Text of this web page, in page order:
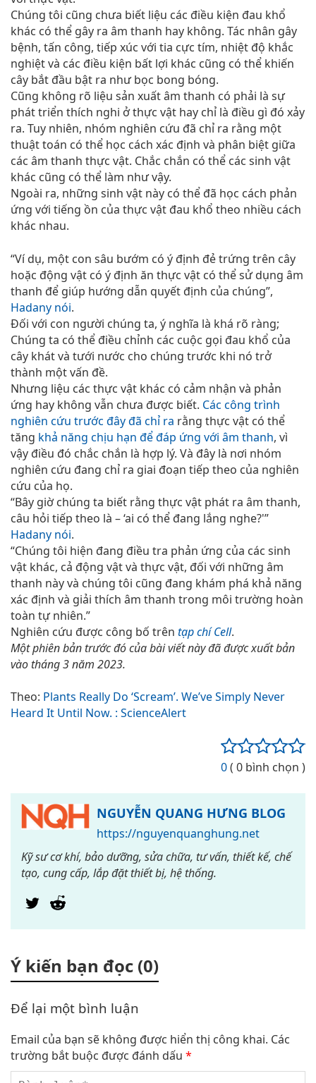
Chúng tôi cũng chưa biết liệu các điều kiện đau khổ
khác có thể gây ra âm thanh hay không. Tác nhân gây
bệnh, tấn công, tiếp xúc với tia cực tím, nhiệt độ khắc
nghiệt và các điều kiện bất lợi khác cũng có thể khiến
cây bắt đầu bật ra như bọc bong bóng.
Cũng không rõ liệu sản xuất âm thanh có phải là sự
phát triển thích nghi ở thực vật hay chỉ là điều gì đó xảy
ra. Tuy nhiên, nhóm nghiên cứu đã chỉ ra rằng một
thuật toán có thể học cách xác định và phân biệt giữa
các âm thanh thực vật. Chắc chắn có thể các sinh vật
khác cũng có thể làm như vậy.
Ngoài ra, những sinh vật này có thể đã học cách phản
ứng với tiếng ồn của thực vật đau khổ theo nhiều cách
khác nhau.
“Ví dụ, một con sâu bướm có ý định đẻ trứng trên cây
hoặc động vật có ý định ăn thực vật có thể sử dụng âm
thanh để giúp hướng dẫn quyết định của chúng”,
Hadany nói.
Đối với con người chúng ta, ý nghĩa là khá rõ ràng;
Chúng ta có thể điều chỉnh các cuộc gọi đau khổ của
cây khát và tưới nước cho chúng trước khi nó trở
thành một vấn đề.
Nhưng liệu các thực vật khác có cảm nhận và phản
ứng hay không vẫn chưa được biết. Các công trình
nghiên cứu trước đây đã chỉ ra rằng thực vật có thể
tăng khả năng chịu hạn để đáp ứng với âm thanh, vì
vậy điều đó chắc chắn là hợp lý. Và đây là nơi nhóm
nghiên cứu đang chỉ ra giai đoạn tiếp theo của nghiên
cứu của họ.
“Bây giờ chúng ta biết rằng thực vật phát ra âm thanh,
câu hỏi tiếp theo là – ‘ai có thể đang lắng nghe?'”
Hadany nói.
“Chúng tôi hiện đang điều tra phản ứng của các sinh
vật khác, cả động vật và thực vật, đối với những âm
thanh này và chúng tôi cũng đang khám phá khả năng
xác định và giải thích âm thanh trong môi trường hoàn
toàn tự nhiên.”
Nghiên cứu được công bố trên tạp chí Cell.
Một phiên bản trước đó của bài viết này đã được xuất bản
vào tháng 3 năm 2023.
Theo: Plants Really Do ‘Scream’. We’ve Simply Never
Heard It Until Now. : ScienceAlert
0( 0 bình chọn )
NGUYỄN QUANG HƯNG BLOG
https://nguyenquanghung.net
Kỹ sư cơ khí, bảo dưỡng, sửa chữa, tư vấn, thiết kế, chế
tạo, cung cấp, lắp đặt thiết bị, hệ thống.
Ý kiến bạn đọc (0)
Để lại một bình luận
Email của bạn sẽ không được hiển thị công khai. Các
trường bắt buộc được đánh dấu *